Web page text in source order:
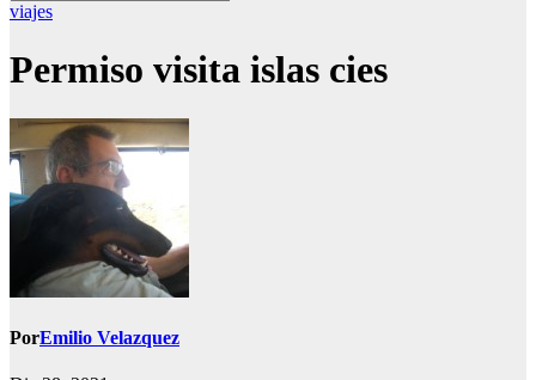
viajes
Permiso visita islas cies
PorEmilio Velazquez